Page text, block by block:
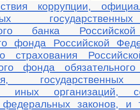
коррупции,
банка
фонда Российской
страхования
фонда обязательного
иных организаций,
федеральных законов, и